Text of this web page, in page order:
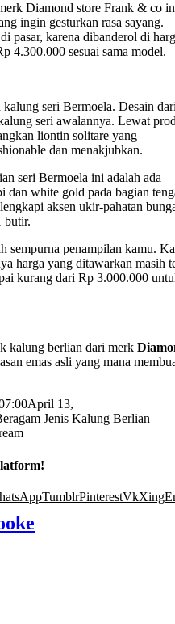
Diamond store Frank & co
ingin gesturkan rasa sayang.
pasar, karena dibanderol di
4.300.000 sesuai sama model.
seri Bermoela. Desain
seri awalannya. Lewat
liontin solitare yang
dan menakjubkan.
seri Bermoela ini adalah ada
dan white gold pada bagian
aksen ukir-pahatan
butir.
sempurna penampilan kamu.
harga yang ditawarkan masih
kurang dari Rp 3.000.000
kalung berlian dari merk
emas asli yang mana
April 13,
Jenis Kalung Berlian
TumblrPinterestVkXing